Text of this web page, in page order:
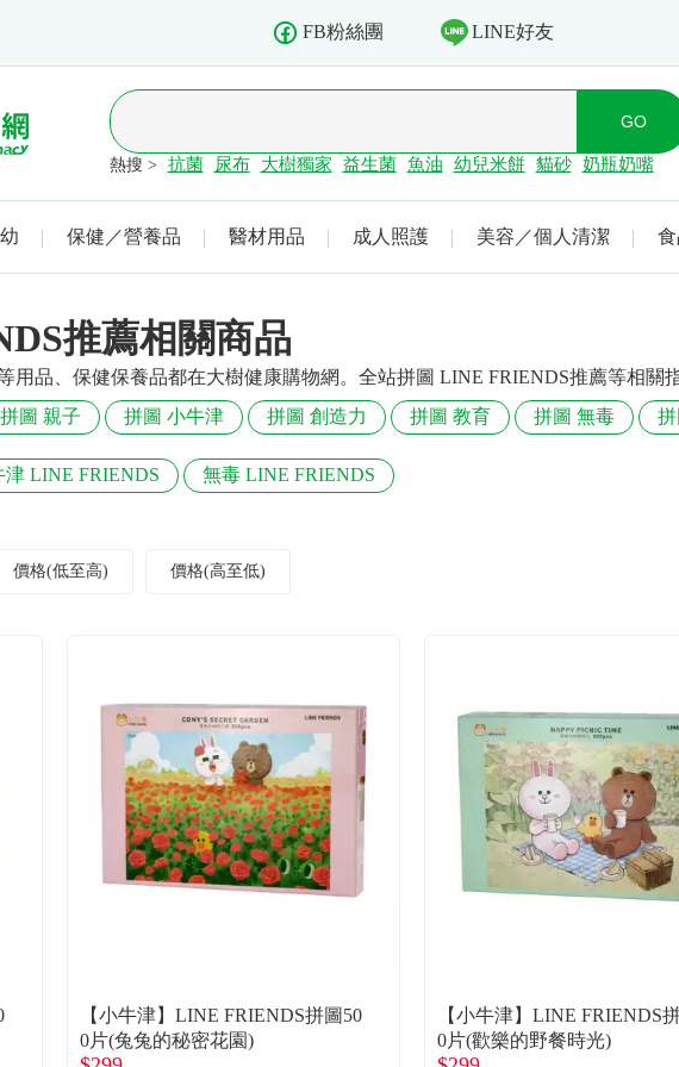
FB粉絲團 LINE好友
熱搜 > 抗菌 尿布 大樹獨家 益生菌 魚油 幼兒米餅 貓砂 奶瓶奶嘴
保健／營養品 醫材用品 成人照護 美容／個人清潔
推薦相關商品
用品、保健保養品都在大樹健康購物網。全站拼圖 LINE FRIENDS推薦等相
拼圖 親子 拼圖 小牛津 拼圖 創造力 拼圖 教育 拼圖 無毒
津 LINE FRIENDS 無毒 LINE FRIENDS
價格(低至高) 價格(高至低)
【小牛津】LINE FRIENDS拼圖50
0片(兔兔的秘密花園)
【小牛津】LINE FRIENDS
0片(歡樂的野餐時光)